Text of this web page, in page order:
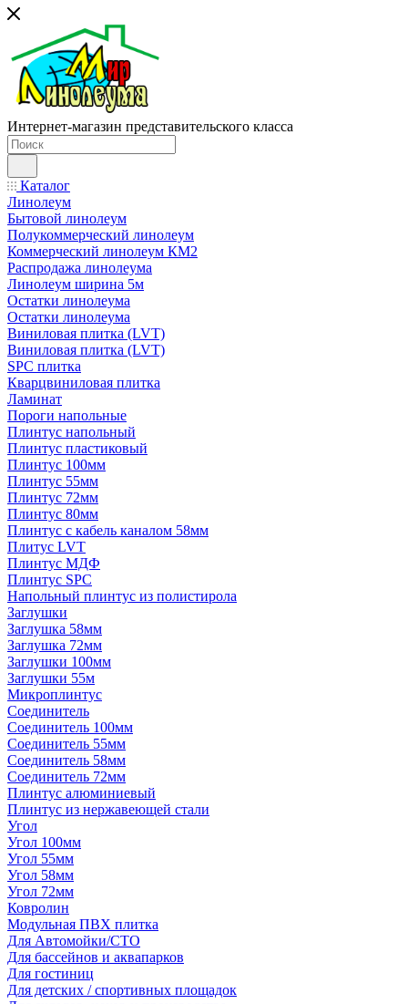
Интернет-магазин представительского класса
Каталог
Линолеум
Бытовой линолеум
Полукоммерческий линолеум
Коммерческий линолеум КМ2
Распродажа линолеума
Линолеум ширина 5м
Остатки линолеума
Остатки линолеума
Виниловая плитка (LVT)
Виниловая плитка (LVT)
SPC плитка
Кварцвиниловая плитка
Ламинат
Пороги напольные
Плинтус напольный
Плинтус пластиковый
Плинтус 100мм
Плинтус 55мм
Плинтус 72мм
Плинтус 80мм
Плинтус с кабель каналом 58мм
Плитус LVT
Плинтус МДФ
Плинтус SPC
Напольный плинтус из полистирола
Заглушки
Заглушка 58мм
Заглушка 72мм
Заглушки 100мм
Заглушки 55м
Микроплинтус
Соединитель
Соединитель 100мм
Соединитель 55мм
Соединитель 58мм
Соединитель 72мм
Плинтус алюминиевый
Плинтус из нержавеющей стали
Угол
Угол 100мм
Угол 55мм
Угол 58мм
Угол 72мм
Ковролин
Модульная ПВХ плитка
Для Автомойки/СТО
Для бассейнов и аквапарков
Для гостиниц
Для детских / спортивных площадок